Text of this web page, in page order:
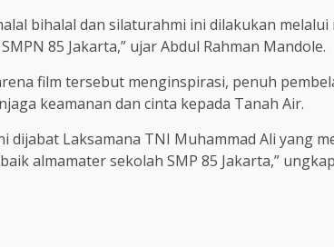
bihalal dan silaturahmi ini dilakukan
85 Jakarta,” ujar Abdul Rahman Mandole.
film tersebut menginspirasi, penuh
keamanan dan cinta kepada Tanah Air.
dijabat Laksamana TNI Muhammad Ali yang
almamater sekolah SMP 85 Jakarta,”